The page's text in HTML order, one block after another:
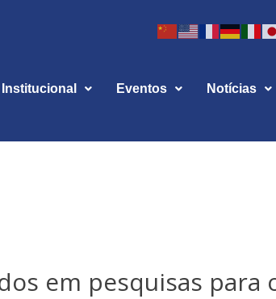
Institucional Eventos Notícias
em pesquisas para